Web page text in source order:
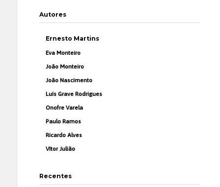
Autores
Ernesto Martins
Eva Monteiro
João Monteiro
João Nascimento
Luís Grave Rodrigues
Onofre Varela
Paulo Ramos
Ricardo Alves
Vítor Julião
Recentes